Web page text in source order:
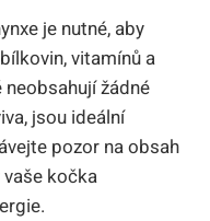
je nutné, aby
vitamínů a
žádné
jsou ideální
pozor na obsah
kočka